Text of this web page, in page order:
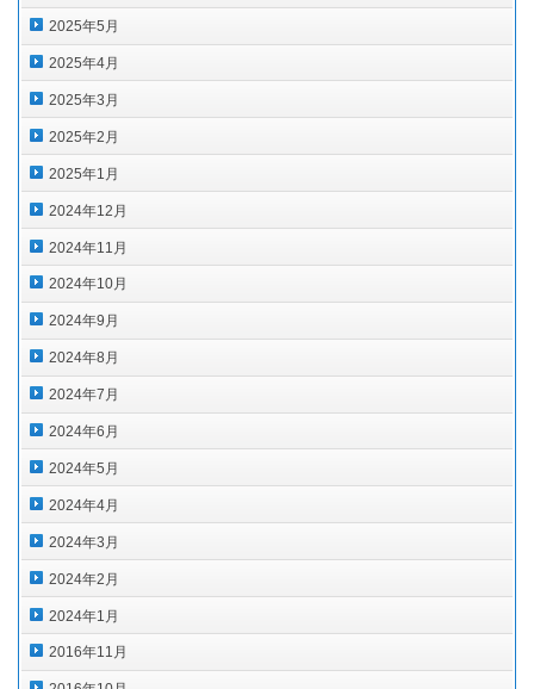
2025年5月
2025年4月
2025年3月
2025年2月
2025年1月
2024年12月
2024年11月
2024年10月
2024年9月
2024年8月
2024年7月
2024年6月
2024年5月
2024年4月
2024年3月
2024年2月
2024年1月
2016年11月